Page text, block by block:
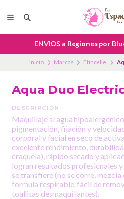
ENVIOS a Regiones por
Inicio Marcas Etincelle
Aqua Duo
DESCRIPCIÓN
Maquillaje al agua
pigmentación, fijación y
corporal y facial en seco de
excelente rendimiento,
craquela), rápido secado y
logran resultados profesionales
se transfiere (no se corre, mezcla
fórmula respirable, fácil de
toallitas desmaquillantes).